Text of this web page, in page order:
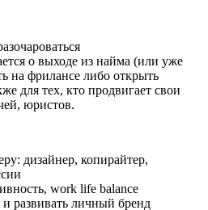
о выходе из найма (или уже
на фрилансе либо открыть
для тех, кто продвигает свои
юристов.
дизайнер, копирайтер,
work life balance
и развивать личный бренд